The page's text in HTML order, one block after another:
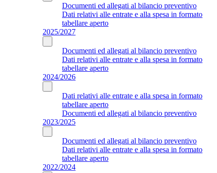
Documenti ed allegati al bilancio preventivo
Dati relativi alle entrate e alla spesa in formato
tabellare aperto
2025/2027
Documenti ed allegati al bilancio preventivo
Dati relativi alle entrate e alla spesa in formato
tabellare aperto
2024/2026
Dati relativi alle entrate e alla spesa in formato
tabellare aperto
Documenti ed allegati al bilancio preventivo
2023/2025
Documenti ed allegati al bilancio preventivo
Dati relativi alle entrate e alla spesa in formato
tabellare aperto
2022/2024